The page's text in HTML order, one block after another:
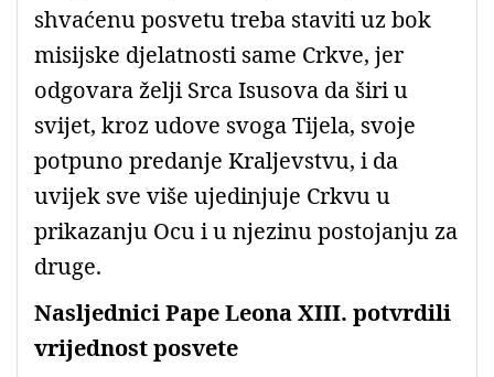
shvaćenu posvetu treba staviti uz bok
misijske djelatnosti same Crkve, jer
odgovara želji Srca Isusova da širi u
svijet, kroz udove svoga Tijela, svoje
potpuno predanje Kraljevstvu, i da
uvijek sve više ujedinjuje Crkvu u
prikazanju Ocu i u njezinu postojanju za
druge.
Nasljednici Pape Leona XIII. potvrdili
vrijednost posvete